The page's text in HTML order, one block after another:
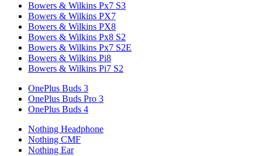
Bowers & Wilkins Px7 S3
Bowers & Wilkins PX7
Bowers & Wilkins PX8
Bowers & Wilkins Px8 S2
Bowers & Wilkins Px7 S2E
Bowers & Wilkins Pi8
Bowers & Wilkins Pi7 S2
OnePlus Buds 3
OnePlus Buds Pro 3
OnePlus Buds 4
Nothing Headphone
Nothing CMF
Nothing Ear